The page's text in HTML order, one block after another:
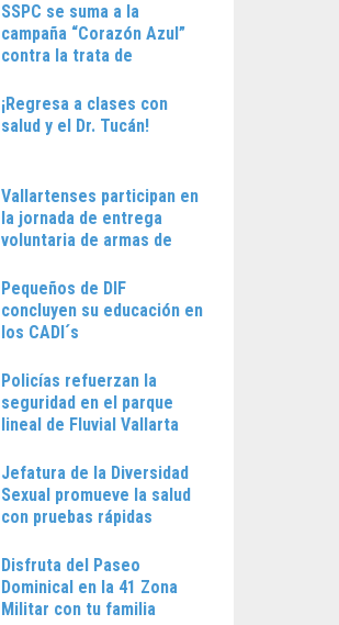
SSPC se suma a la
campaña “Corazón Azul”
contra la trata de
¡Regresa a clases con
salud y el Dr. Tucán!
Vallartenses participan en
la jornada de entrega
voluntaria de armas de
Pequeños de DIF
concluyen su educación en
los CADI´s
Policías refuerzan la
seguridad en el parque
lineal de Fluvial Vallarta
Jefatura de la Diversidad
Sexual promueve la salud
con pruebas rápidas
Disfruta del Paseo
Dominical en la 41 Zona
Militar con tu familia